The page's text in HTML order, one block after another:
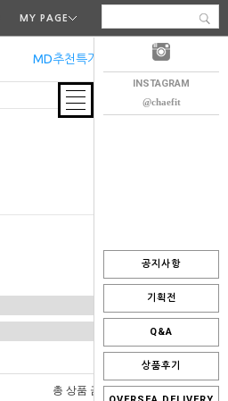
INSTAGRAM
@chaefit
공지사항
기획전
Q&A
상품후기
MY PAGE
MD추천특가 오늘출발
총 상품 금액 0 원